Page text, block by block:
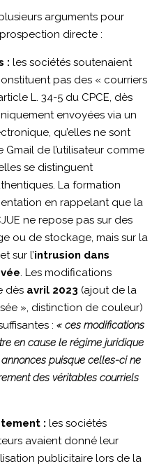
arguments pour
directe :
: les sociétés soutenaient
pas des « courriers
L. 34-5 du CPCE, dès
envoyées via un
qu’elles ne sont
de l’utilisateur comme
se distinguent
La formation
en rappelant que la
ne repose pas sur des
ou de stockage, mais sur la
et sur l’intrusion dans
. Les modifications
dès avril 2023 (ajout de la
», distinction de couleur)
: « ces modifications
en cause le régime juridique
puisque celles-ci ne
des véritables courriels
: les sociétés
avaient donné leur
publicitaire lors de la